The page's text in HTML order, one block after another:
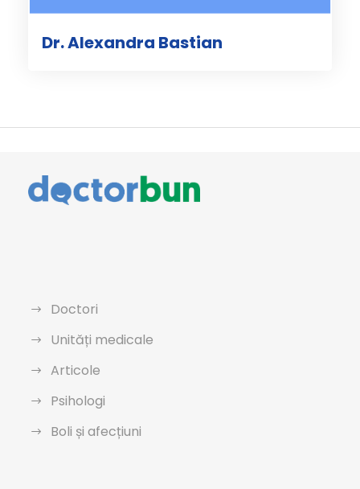
Dr. Alexandra Bastian
Doctori
Unități medicale
Articole
Psihologi
Boli și afecțiuni